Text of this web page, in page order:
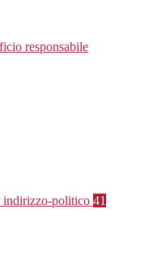
responsabile
indirizzo-politico 41